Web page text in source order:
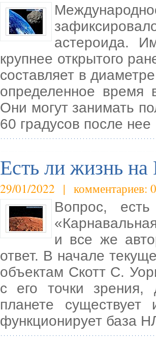
астероида.
крупнее открытого
составляет в
определенное время
Они могут занимать
60 градусов после нее
Есть ли жизнь
29/01/2022 | комментариев: 0
Вопрос,
и все же
ответ. В начале
объектам Скотт С.
с его точки зрения,
планете
функционирует база